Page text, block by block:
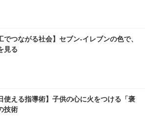
でつながる社会】セブン‐イレブンの色で、
見る
使える指導術】子供の心に火をつける「褒
技術